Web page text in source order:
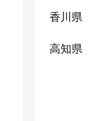
香川県
高知県